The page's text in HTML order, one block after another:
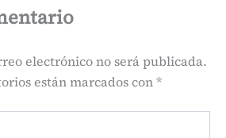
electrónico no será publicada.
están marcados con*